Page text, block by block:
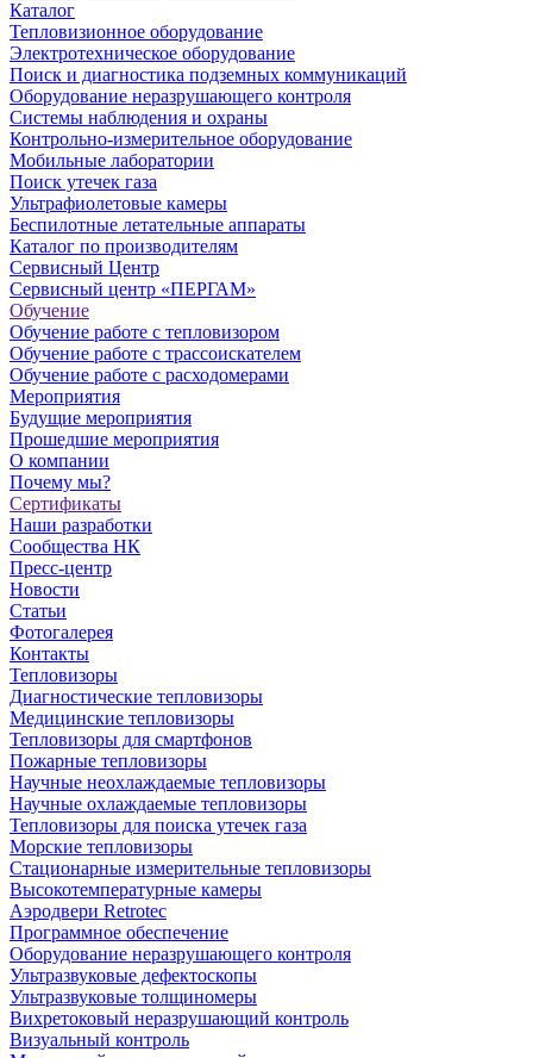
Каталог
Тепловизионное оборудование
Электротехническое оборудование
Поиск и диагностика подземных коммуникаций
Оборудование неразрушающего контроля
Системы наблюдения и охраны
Контрольно-измерительное оборудование
Мобильные лаборатории
Поиск утечек газа
Ультрафиолетовые камеры
Беспилотные летательные аппараты
Каталог по производителям
Сервисный Центр
Сервисный центр «ПЕРГАМ»
Обучение
Обучение работе с тепловизором
Обучение работе с трассоискателем
Обучение работе с расходомерами
Мероприятия
Будущие мероприятия
Прошедшие мероприятия
О компании
Почему мы?
Сертификаты
Наши разработки
Сообщества НК
Пресс-центр
Новости
Статьи
Фотогалерея
Контакты
Тепловизоры
Диагностические тепловизоры
Медицинские тепловизоры
Тепловизоры для смартфонов
Пожарные тепловизоры
Научные неохлаждаемые тепловизоры
Научные охлаждаемые тепловизоры
Тепловизоры для поиска утечек газа
Морские тепловизоры
Стационарные измерительные тепловизоры
Высокотемпературные камеры
Аэродвери Retrotec
Программное обеспечение
Оборудование неразрушающего контроля
Ультразвуковые дефектоскопы
Ультразвуковые толщиномеры
Вихретоковый неразрушающий контроль
Визуальный контроль